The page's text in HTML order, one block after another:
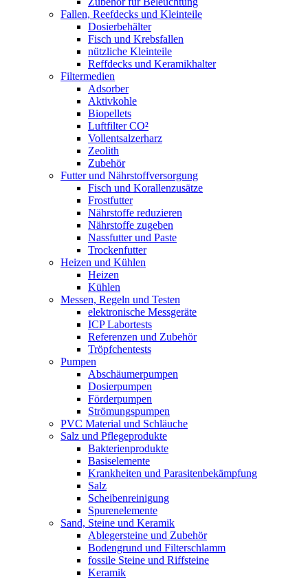
Fallen, Reefdecks und Kleinteile
Dosierbehälter
Fisch und Krebsfallen
nützliche Kleinteile
Reffdecks und Keramikhalter
Filtermedien
Adsorber
Aktivkohle
Biopellets
Luftfilter CO²
Vollentsalzerharz
Zeolith
Zubehör
Futter und Nährstoffversorgung
Fisch und Korallenzusätze
Frostfutter
Nährstoffe reduzieren
Nährstoffe zugeben
Nassfutter und Paste
Trockenfutter
Heizen und Kühlen
Heizen
Kühlen
Messen, Regeln und Testen
elektronische Messgeräte
ICP Labortests
Referenzen und Zubehör
Tröpfchentests
Pumpen
Abschäumerpumpen
Dosierpumpen
Förderpumpen
Strömungspumpen
PVC Material und Schläuche
Salz und Pflegeprodukte
Bakterienprodukte
Basiselemente
Krankheiten und Parasitenbekämpfung
Salz
Scheibenreinigung
Spurenelemente
Sand, Steine und Keramik
Ablegersteine und Zubehör
Bodengrund und Filterschlamm
fossile Steine und Riffsteine
Keramik